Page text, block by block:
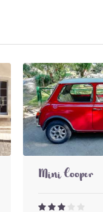
Mini Cooper